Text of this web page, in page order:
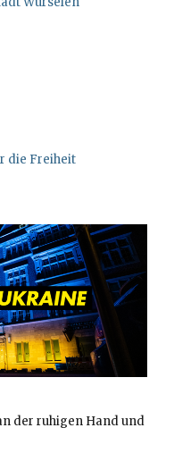
die Freiheit
der ruhigen Hand und